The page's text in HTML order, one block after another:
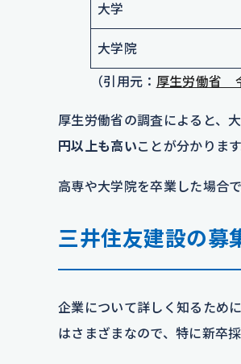
大学
大学院
（引用元： 厚生労働省
厚生労働省の調査によると、
円以上も高いことが分かります
高専や大学院を卒業した場合
三井住友建設の募
企業について詳しく知るため
はさまざまなので、特に新卒